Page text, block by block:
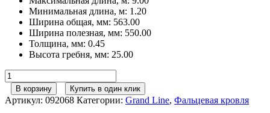
Минимальная длина, м: 1.20
Ширина общая, мм: 563.00
Ширина полезная, мм: 550.00
Толщина, мм: 0.45
Высота гребня, мм: 25.00
Количество
товара
Фальц
двойной
В корзину Купить в один клик
Артикул: 092068 Категории: Grand Line, Фальцевая кровля